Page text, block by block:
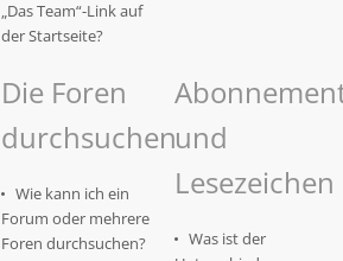
„Das Team“-Link auf
der Startseite?
Die Foren
durchsuchen
Wie kann ich ein
Forum oder mehrere
Foren durchsuchen?
und
Lesezeichen
Was ist der